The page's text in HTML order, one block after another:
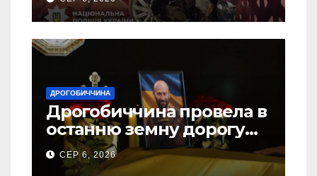
ДРОГОБИЧЧИНА
Дрогобиччина провела в
останню земну дорогу
свого Захисника – Олега
Торського
СЕР 6, 2026